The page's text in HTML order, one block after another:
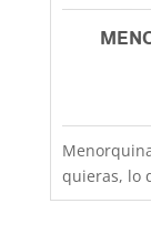
Menorquinas o avarcas?
quieras, lo
fabricación